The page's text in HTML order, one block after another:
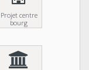
Projet centre
bourg